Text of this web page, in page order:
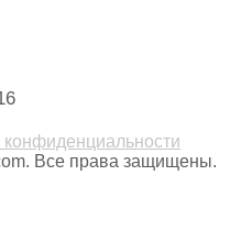
конфиденциальности
Все права защищены.